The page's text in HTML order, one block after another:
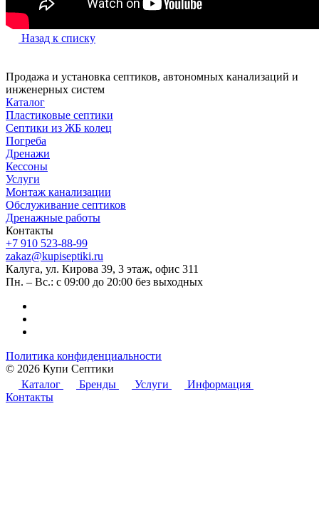
Назад к списку
Продажа и установка септиков, автономных канализаций и
инженерных систем
Каталог
Пластиковые септики
Септики из ЖБ колец
Погреба
Дренажи
Кессоны
Услуги
Монтаж канализации
Обслуживание септиков
Дренажные работы
Контакты
+7 910 523-88-99
zakaz@kupiseptiki.ru
Калуга, ул. Кирова 39, 3 этаж, офис 311
Пн. – Вс.: с 09:00 до 20:00 без выходных
Политика конфиденциальности
© 2026 Купи Септики
Каталог
Бренды Услуги
Информация
Контакты